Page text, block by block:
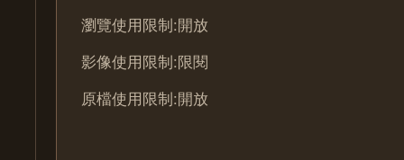
瀏覽使用限制:開放
影像使用限制:限閱
原檔使用限制:開放